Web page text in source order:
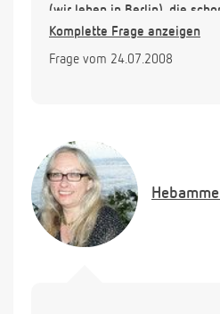
(wir leben in Berlin), die
Schwangerschaft geplant war.
ganz absagt, oder ob ich
Das wären von Berlin aus ca.
Ort könnte ich dann die Tage
übernachten. Dann käme
Berlin. Halten Sie diese
ET für sinnvoll?
Bzw. kann der Gynäkologe
Komplette Frage anzeigen
Frage vom 24.07.2008
Hebamme